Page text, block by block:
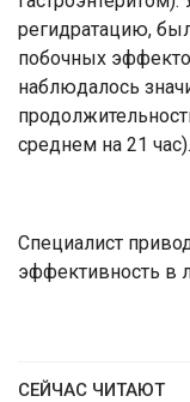
регидратацию,
побочных
наблюдалось
среднем на 21 час).
Специалист
эффективность в
СЕЙЧАС ЧИТАЮТ